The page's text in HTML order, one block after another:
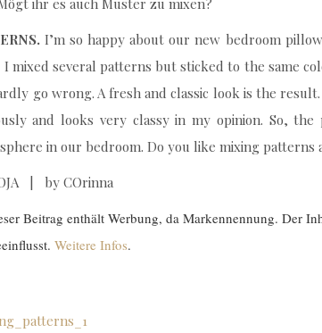
ihr es auch Muster zu mixen?
I’m so happy about our new bedroom
I mixed several patterns but sticked to the same
go wrong. A fresh and classic look is the
and looks very classy in my opinion. So,
in our bedroom. Do you like mixing patterns
| by COrinna
Beitrag enthält Werbung, da Markennennung. Der
Weitere Infos.